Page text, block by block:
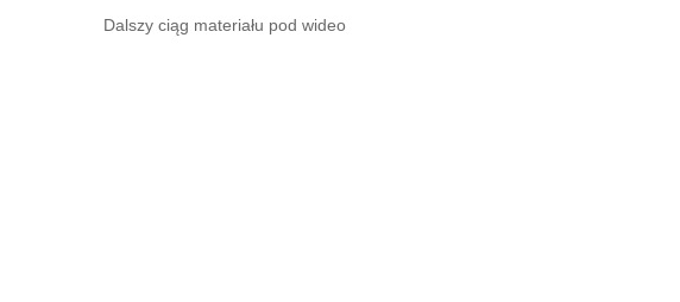
Dalszy ciąg materiału pod wideo